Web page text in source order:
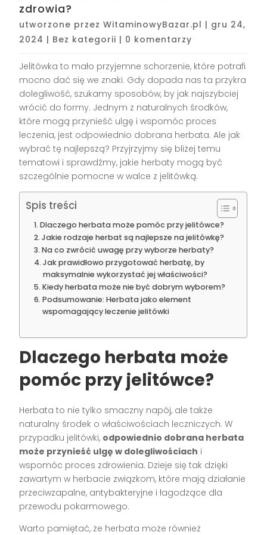
zdrowia?
utworzone przezWitaminowyBazar.pl | gru 24,
2024 | Bez kategorii | 0 komentarzy
Jelitówka to mało przyjemne schorzenie, które potrafi
mocno dać się we znaki. Gdy dopada nas ta przykra
dolegliwość, szukamy sposobów, by jak najszybciej
wrócić do formy. Jednym z naturalnych środków,
które mogą przynieść ulgę i wspomóc proces
leczenia, jest odpowiednio dobrana herbata. Ale jak
wybrać tę najlepszą? Przyjrzyjmy się bliżej temu
tematowi i sprawdźmy, jakie herbaty mogą być
szczególnie pomocne w walce z jelitówką.
Spis treści
Dlaczego herbata może pomóc przy jelitówce?
Jakie rodzaje herbat są najlepsze na jelitówkę?
Na co zwrócić uwagę przy wyborze herbaty?
Jak prawidłowo przygotować herbatę, by
maksymalnie wykorzystać jej właściwości?
Kiedy herbata może nie być dobrym wyborem?
Podsumowanie: Herbata jako element
wspomagający leczenie jelitówki
Dlaczego herbata może
pomóc przy jelitówce?
Herbata to nie tylko smaczny napój, ale także
naturalny środek o właściwościach leczniczych. W
przypadku jelitówki, odpowiednio dobrana herbata
może przynieść ulgę w dolegliwościach i
wspomóc proces zdrowienia. Dzieje się tak dzięki
zawartym w herbacie związkom, które mają działanie
przeciwzapalne, antybakteryjne i łagodzące dla
przewodu pokarmowego.
Warto pamiętać, że herbata może również